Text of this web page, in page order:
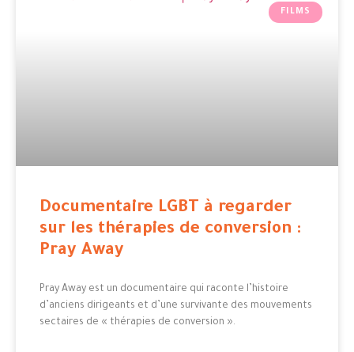
FILMS
Documentaire LGBT à regarder
sur les thérapies de conversion :
Pray Away
Pray Away est un documentaire qui raconte l’histoire
d’anciens dirigeants et d’une survivante des mouvements
sectaires de « thérapies de conversion ».